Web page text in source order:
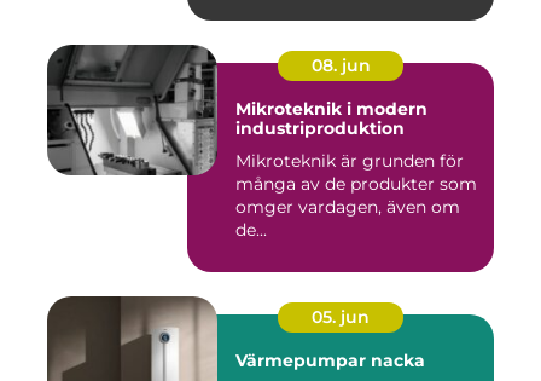
08. jun
Mikroteknik i modern
industriproduktion
Mikroteknik är grunden för
många av de produkter som
omger vardagen, även om
de...
05. jun
Värmepumpar nacka